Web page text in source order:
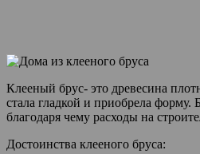
Клееный брус- это древесина
стала гладкой и приобрела
благодаря чему расходы на
Достоинства клееного бруса: